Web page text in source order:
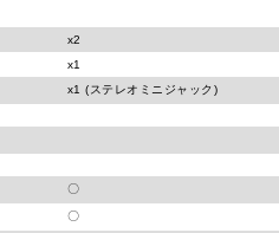
x2
x1
x1 (ステレオミニジャック)
〇
〇